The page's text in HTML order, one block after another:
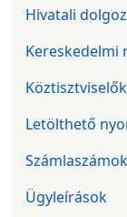
Hivatali
Kereskedelmi
Köztisztviselők
Letölthető
Számlaszámok
Ügyleírások